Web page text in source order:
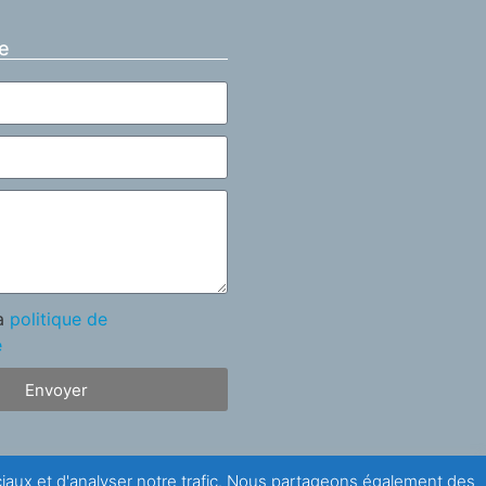
politique de
Envoyer
et d'analyser notre trafic. Nous partageons également des